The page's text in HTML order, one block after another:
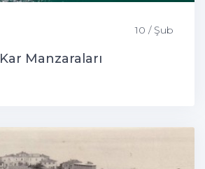
10 / Şub
Manzaraları